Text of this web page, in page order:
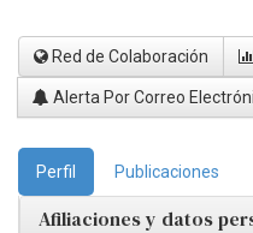
Red de Colaboración
Alerta Por Correo
Perfil Publicaciones
Afiliaciones y datos